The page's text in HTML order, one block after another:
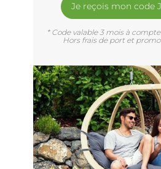
Je reçois mon code
* Code valable 3 mois à
Hors frais de port et